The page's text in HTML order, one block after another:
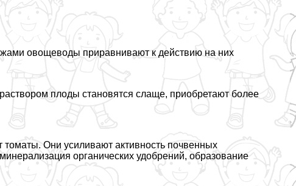
овощеводы приравнивают к действию на них
плоды становятся слаще, приобретают более
томаты. Они усиливают активность почвенных
органических удобрений, образование